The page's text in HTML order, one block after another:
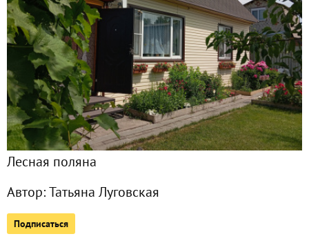
Лесная поляна
Автор:Татьяна Луговская
Подписаться
Сейчас обсуждают
О том, как я сеяла морковь
Маленький отчет о больших мир-труд-маевских
Очевидное невероятное
Вторая волна посадок. Итоги посева
Настоящая весна